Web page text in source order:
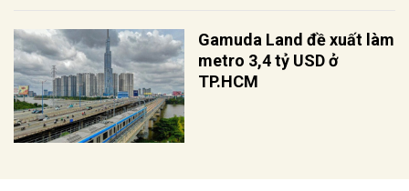
Gamuda Land đề xuất làm
metro 3,4 tỷ USD ở
TP.HCM